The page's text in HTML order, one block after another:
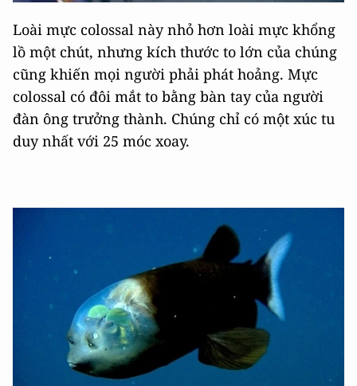
Loài mực colossal này nhỏ hơn loài mực khổng
lồ một chút, nhưng kích thước to lớn của chúng
cũng khiến mọi người phải phát hoảng. Mực
colossal có đôi mắt to bằng bàn tay của người
đàn ông trưởng thành. Chúng chỉ có một xúc tu
duy nhất với 25 móc xoay.